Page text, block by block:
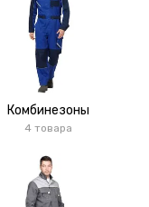
Комбинезоны
4 товара